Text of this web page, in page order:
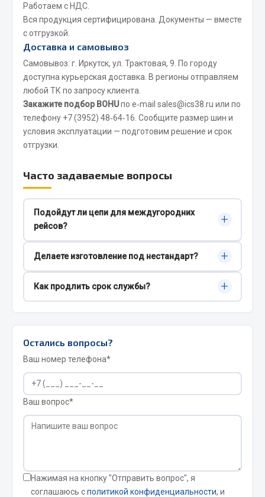
Весь раздел
Горелки, баллоны, плитки газовые
Замки
Лампы паяльные, керосиновые
Сантехника
Спецодежда
Товары для дома
Весь раздел
Автохимия для шиномонтажа
Материалы для ремонта шин и камер
Садовый инвентарь
Весь раздел
Аккумуляторы
Работаем с НДС.
Вся продукция сертифицирована. Документы — вместе
с отгрузкой.
Доставка и самовывоз
Самовывоз: г. Иркутск, ул. Трактовая, 9. По городу
доступна курьерская доставка. В регионы отправляем
любой ТК по запросу клиента.
Закажите подбор BOHUпо e‑mail sales@ics38.ru или по
телефону +7 (3952) 48‑64‑16 . Сообщите размер шин и
условия эксплуатации — подготовим решение и срок
отгрузки.
Часто задаваемые вопросы
Подойдут ли цепи для междугородних
рейсов?
+
под лёд и укатанный снег. При необходимости
предложим усиленный вариант для сложных
участков.
Делаете изготовление под нестандарт? +
Рассчитаем срок и цену, согласуем комплект.
Как продлить срок службы? +
Остались вопросы?
Ваш номер телефона*
Ваш вопрос*
Нажимая на кнопку "Отправить вопрос", я
соглашаюсь сполитикой конфиденциальности, и